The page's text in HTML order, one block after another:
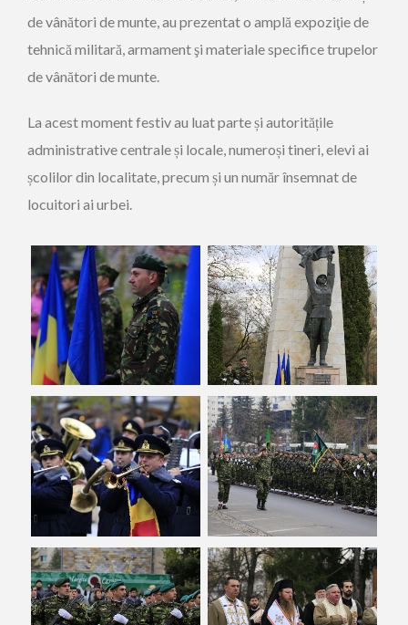
de vânători de munte, au prezentat o amplă expoziţie de
tehnică militară, armament şi materiale specifice trupelor
de vânători de munte.
La acest moment festiv au luat parte și autoritățile
administrative centrale și locale, numeroși tineri, elevi ai
școlilor din localitate, precum și un număr însemnat de
locuitori ai urbei.